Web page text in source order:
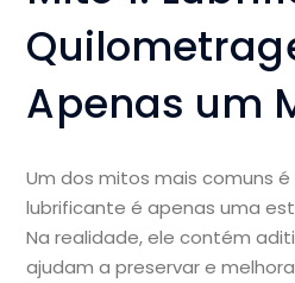
Apenas um
Um dos mitos mais comuns
lubrificante é apenas uma
Na realidade, ele contém
ajudam a preservar e